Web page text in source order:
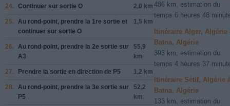
24. Continuer sur sortie O 2,0 km
25. Au rond-point, prendre la 1re sortie et
continuer sur sortie O
1,5 km
26. Au rond-point, prendre la 2e sortie sur
A3
55,9
km
27. Prendre la sortie en direction de P5 1,2 km
28. Au rond-point, prendre la 3e sortie sur
P5
52,2
km
486 km, estimation du
temps 6 heures 48
Itinéraire Alger, Algérie
Batna, Algérie
393 km, estimation du
temps 4 heures 37
Itinéraire Sétif, Algérie
Batna, Algérie
133 km, estimation du